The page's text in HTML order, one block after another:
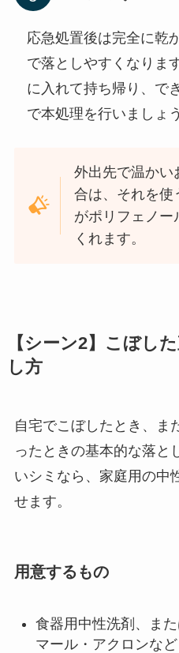
応急処置後は完全に乾
で落としやすくなりま
に入れて持ち帰り、で
で本処理を行いましょう
外出先で温かい
合は、それを使
がポリフェノー
くれます。
【シーン2】こぼし
し方
自宅でこぼしたとき、ま
ったときの基本的な落と
いシミなら、家庭用の中
せます。
用意するもの
食器用中性洗剤、ま
マール・アクロンなど